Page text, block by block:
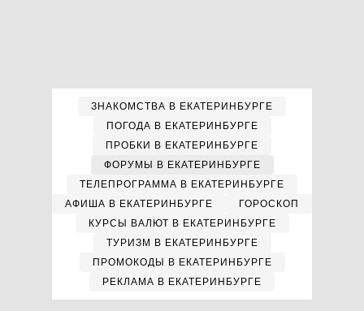
ЗНАКОМСТВА В ЕКАТЕРИНБУРГЕ
ПОГОДА В ЕКАТЕРИНБУРГЕ
ПРОБКИ В ЕКАТЕРИНБУРГЕ
ФОРУМЫ В ЕКАТЕРИНБУРГЕ
ТЕЛЕПРОГРАММА В ЕКАТЕРИНБУРГЕ
АФИША В ЕКАТЕРИНБУРГЕ
ГОРОСКОП
КУРСЫ ВАЛЮТ В ЕКАТЕРИНБУРГЕ
ТУРИЗМ В ЕКАТЕРИНБУРГЕ
ПРОМОКОДЫ В ЕКАТЕРИНБУРГЕ
РЕКЛАМА В ЕКАТЕРИНБУРГЕ